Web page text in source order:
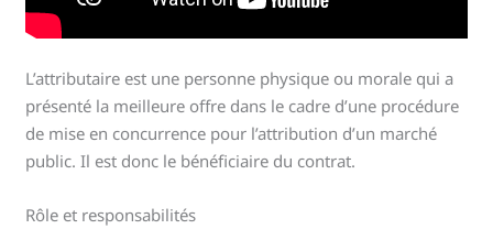
L’attributaire est une personne physique ou morale qui a
présenté la meilleure offre dans le cadre d’une procédure
de mise en concurrence pour l’attribution d’un marché
public. Il est donc le bénéficiaire du contrat.
Rôle et responsabilités